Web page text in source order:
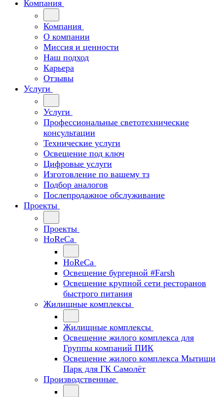
Компания
Компания
О компании
Миссия и ценности
Наш подход
Карьера
Отзывы
Услуги
Услуги
Профессиональные светотехнические
консультации
Технические услуги
Освещение под ключ
Цифровые услуги
Изготовление по вашему тз
Подбор аналогов
Послепродажное обслуживание
Проекты
Проекты
HoReCa
HoReCa
Освещение бургерной #Farsh
Освещение крупной сети ресторанов
быстрого питания
Жилищные комплексы
Жилищные комплексы
Освещение жилого комплекса для
Группы компаний ПИК
Освещение жилого комплекса Мытищи
Парк для ГК Самолёт
Производственные